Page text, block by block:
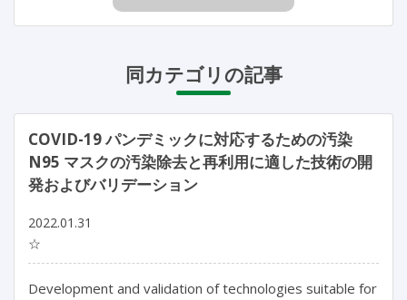
同カテゴリの記事
COVID-19 パンデミックに対応するための汚染
N95 マスクの汚染除去と再利用に適した技術の開
発およびバリデーション
2022.01.31
☆
Development and validation of technologies suitable for